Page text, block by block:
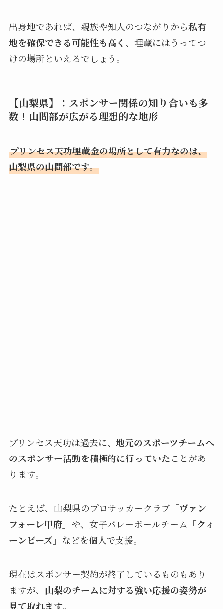
出身地であれば、親族や知人のつながりから私有
地を確保できる可能性も高く 、埋蔵にはうってつ
けの場所といえるでしょう。
【山梨県】：スポンサー関係の知り合いも多
数！山間部が広がる理想的な地形
プリンセス天功埋蔵金の場所として有力なのは、
山梨県の山間部です。
プリンセス天功は過去に、 地元のスポーツチームへ
のスポンサー活動を積極的に行っていたことがあ
ります。
たとえば、山梨県のプロサッカークラブ「ヴァン
フォーレ甲府」 や、女子バレーボールチーム 「クィ
ーンビーズ」 などを個人で支援。
現在はスポンサー契約が終了しているものもあり
ますが、 山梨のチームに対する強い応援の姿勢が
見て取れます。